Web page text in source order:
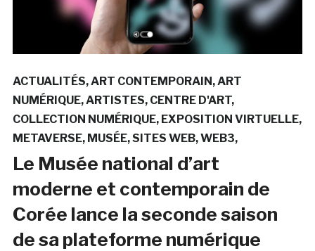
ACTUALITÉS ART CONTEMPORAIN ART
NUMÉRIQUE ARTISTES CENTRE D'ART
COLLECTION NUMÉRIQUE EXPOSITION VIRTUELLE
METAVERSE MUSÉE SITES WEB WEB3
Le Musée national d’art
moderne et contemporain de
Corée lance la seconde saison
de sa plateforme numérique